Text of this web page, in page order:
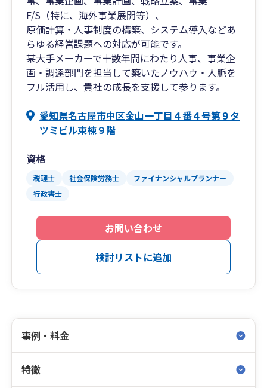
F/S（特に、海外事業展開等）、
原価計算・人事制度の構築、システム導入などあ
らゆる経営課題への対応が可能です。
某大手メーカーで十数年間にわたり人事、事業企
画・調達部門を担当して築いたノウハウ・人脈を
フル活用し、貴社の成長を支援して参ります。
愛知県名古屋市中区金山一丁目４番４号第９タ
ツミビル東棟９階
資格
税理士 社会保険労務士
ファイナンシャルプランナー
行政書士
お問い合わせ
検討リストに追加
事例・料金
特徴